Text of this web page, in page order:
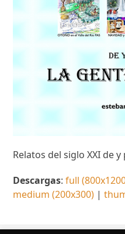
Relatos del siglo XXI de
Descargas:full
medium (200x300) |